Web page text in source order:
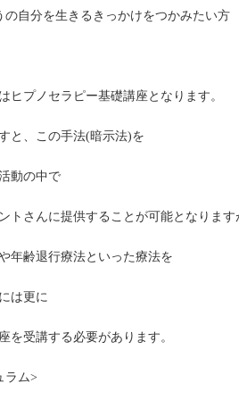
の自分を生きるきっかけをつかみたい方
ヒプノセラピー基礎講座となります。
と、この手法(暗示法)を
動の中で
トさんに提供することが可能となります
年齢退行療法といった療法を
は更に
を受講する必要があります。
ラム>